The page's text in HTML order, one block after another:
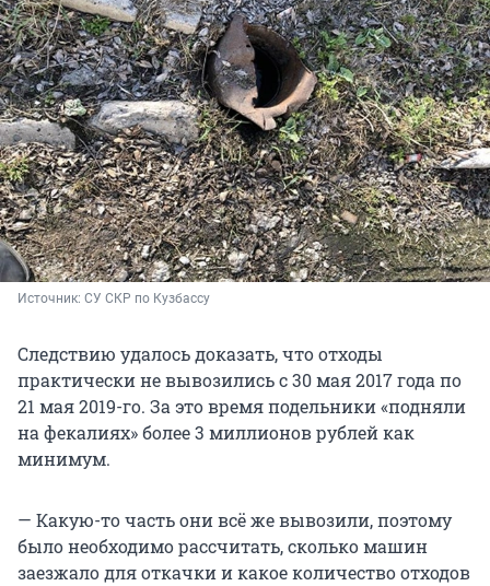
Источник: СУ СКР по Кузбассу
Следствию удалось доказать, что отходы
практически не вывозились с 30 мая 2017 года по
21 мая 2019-го. За это время подельники «подняли
на фекалиях» более 3 миллионов рублей как
минимум.
— Какую-то часть они всё же вывозили, поэтому
было необходимо рассчитать, сколько машин
заезжало для откачки и какое количество отходов